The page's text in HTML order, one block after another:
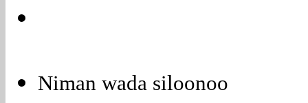
Niman wada siloonoo